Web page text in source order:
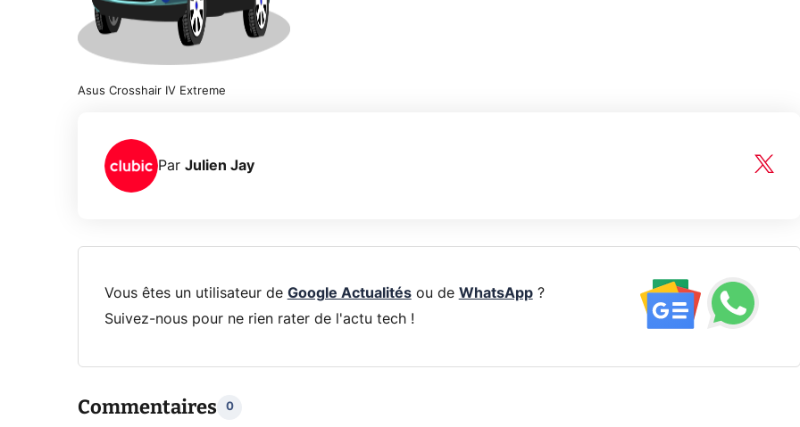
Asus Crosshair IV Extreme
Par Julien Jay
Vous êtes un utilisateur de Google Actualitésou de WhatsApp?
Suivez-nous pour ne rien rater de l'actu tech !
Commentaires 0